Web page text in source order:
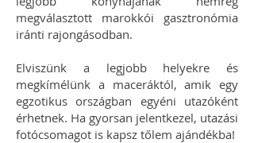
megválasztott marokkói gasztronómia
iránti rajongásodban.
Elviszünk a legjobb helyekre és
megkímélünk a maceráktól, amik egy
egzotikus országban egyéni utazóként
érhetnek. Ha gyorsan jelentkezel, utazási
fotócsomagot is kapsz tőlem ajándékba!